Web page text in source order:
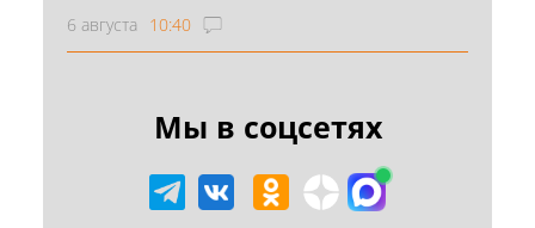
6 августа 10:40
Мы в соцсетях